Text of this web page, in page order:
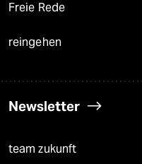
Freie Rede
reingehen
Newsletter
team zukunft